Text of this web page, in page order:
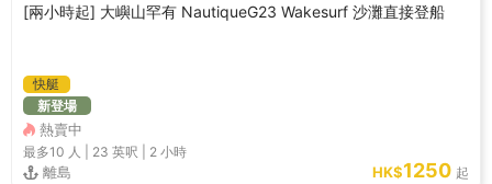
[兩小時起] 大嶼山罕有 NautiqueG23 Wakesurf 沙灘直接登船
快艇
新登場
熱賣中
最多10 人 | 23 英呎 2 小時
離島 HK$1250 起